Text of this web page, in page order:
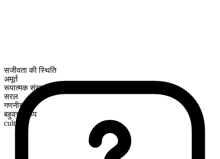
सजीवता की स्थिति
अमूर्त
रूपात्मक संरचना
सरल
गणनीय
बहुवचन रूप
cultures